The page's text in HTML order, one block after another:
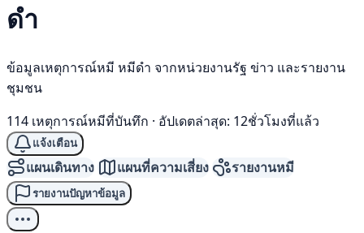
ดำ
ข้อมูลเหตุการณ์หมี หมีดำ จากหน่วยงานรัฐ ข่าว และรายงาน
ชุมชน
114 เหตุการณ์หมีที่บันทึก · อัปเดตล่าสุด: 12ชั่วโมงที่แล้ว
แจ้งเตือน
แผนเดินทาง แผนที่ความเสี่ยง รายงานหมี
รายงานปัญหาข้อมูล